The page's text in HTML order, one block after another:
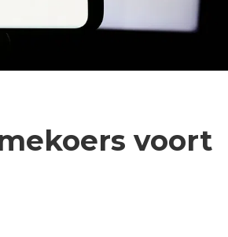
voort